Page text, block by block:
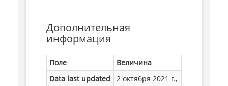
Дополнительная
информация
Поле
Величина
Data last updated
2 октября 2021 г.,